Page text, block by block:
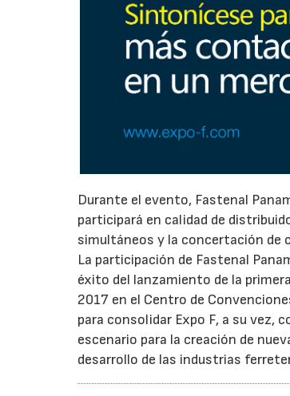
Durante el evento, Fastenal
participará en calidad de
simultáneos y la concertación de
La participación de Fastenal
éxito del lanzamiento de la
2017 en el Centro de
para consolidar Expo F, a su vez,
escenario para la creación de
desarrollo de las industrias